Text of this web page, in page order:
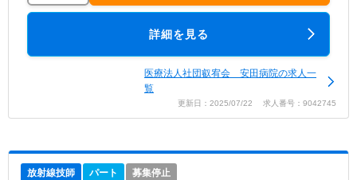
詳細を見る
医療法人社団叡宥会 安田病院の求人一
覧
更新日：2025/07/22 求人番号：9042745
放射線技師 パート 募集停止